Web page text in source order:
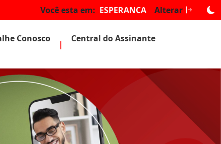
Você esta em: ESPERANCA Alterar
Conosco
|
Central do Assinante